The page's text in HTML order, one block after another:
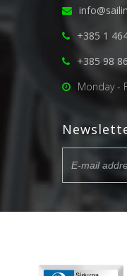
+385 1
+385 98
Monday -